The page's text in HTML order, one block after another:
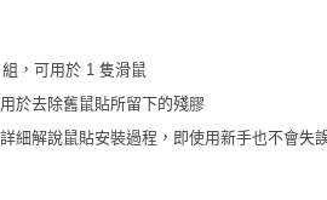
，可用於 1 隻滑鼠
於去除舊鼠貼所留下的殘膠
細解說鼠貼安裝過程，即使用新手也不會失